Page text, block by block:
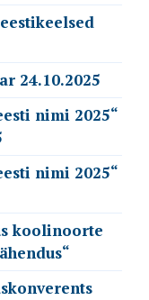
24.10.2025
nimi 2025“
nimi 2025“
koolinoorte